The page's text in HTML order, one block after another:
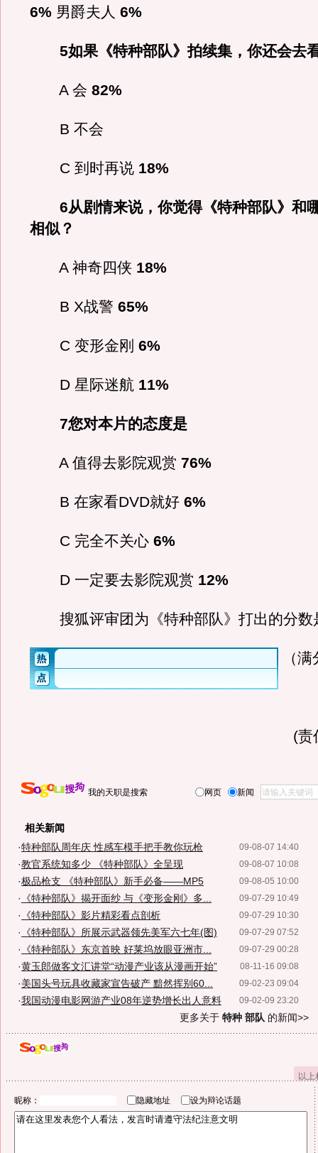
6%男爵夫人 6%
5如果《特种部队》拍续集，你还会去
A 会 82%
B 不会
C 到时再说 18%
6从剧情来说，你觉得《特种部队》和
相似？
A 神奇四侠 18%
B X战警 65%
C 变形金刚 6%
D 星际迷航 11%
7您对本片的态度是
A 值得去影院观赏 76%
B 在家看DVD就好 6%
C 完全不关心 6%
D 一定要去影院观赏 12%
搜狐评审团为《特种部队》打出的分数
（
(责
我的天职是搜索 网页 新闻
相关新闻
09-08-07 14:40
·特种部队周年庆 性感车模手把手教你玩枪
09-08-07 10:08
·教官系统知多少 《特种部队》全呈现
09-08-05 10:00
·极品枪支 《特种部队》新手必备——MP5
09-07-29 10:49
· 《特种部队》揭开面纱 与《变形金刚》多...
09-07-29 10:30
· 《特种部队》影片精彩看点剖析
09-07-29 07:52
· 《特种部队》所展示武器领先美军六七年(图)
09-07-29 00:28
· 《特种部队》东京首映 好莱坞放眼亚洲市...
08-11-16 09:08
·黄玉郎做客文汇讲堂“动漫产业该从漫画开始”
09-02-23 09:04
·美国头号玩具收藏家宣告破产 黯然挥别60...
09-02-09 23:20
·我国动漫电影网游产业08年逆势增长出人意料
更多关于 特种 部队 的新闻>>
以
昵称： 隐藏地址 设为辩论话题